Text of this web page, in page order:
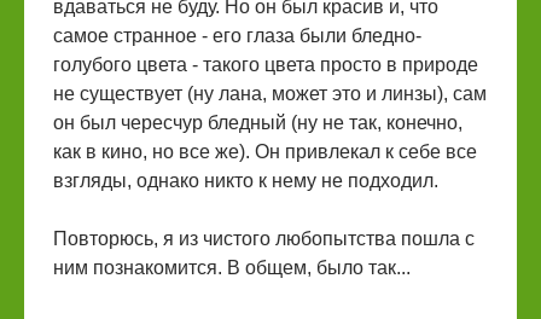
вдаваться не буду. Но он был красив и, что
самое странное - его глаза были бледно-
голубого цвета - такого цвета просто в природе
не существует (ну лана, может это и линзы), сам
он был чересчур бледный (ну не так, конечно,
как в кино, но все же). Он привлекал к себе все
взгляды, однако никто к нему не подходил.
Повторюсь, я из чистого любопытства пошла с
ним познакомится. В общем, было так...